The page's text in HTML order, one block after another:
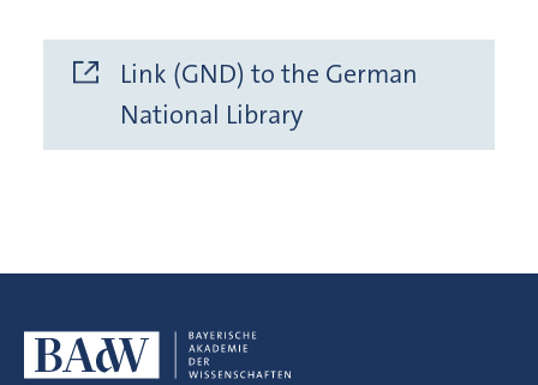
Link (GND) to the German
National Library